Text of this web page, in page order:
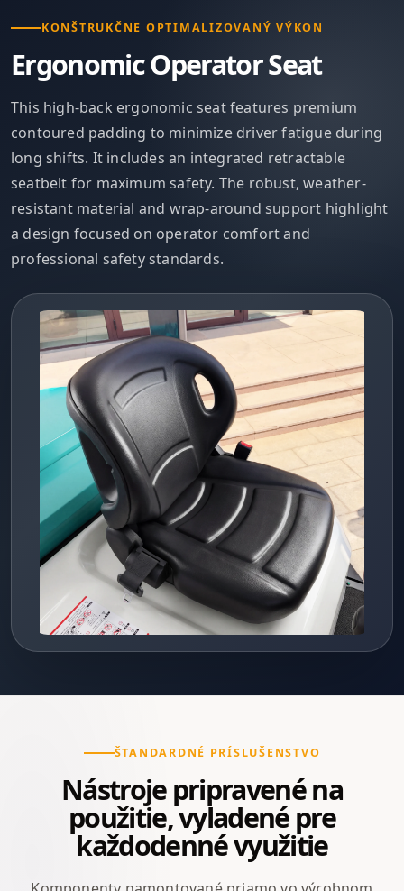
KONŠTRUKČNE OPTIMALIZOVANÝ VÝKON
Ergonomic Operator Seat
This high-back ergonomic seat features premium
contoured padding to minimize driver fatigue during
long shifts. It includes an integrated retractable
seatbelt for maximum safety. The robust, weather-
resistant material and wrap-around support highlight
a design focused on operator comfort and
professional safety standards.
ŠTANDARDNÉ PRÍSLUŠENSTVO
Nástroje pripravené na
použitie, vyladené pre
každodenné využitie